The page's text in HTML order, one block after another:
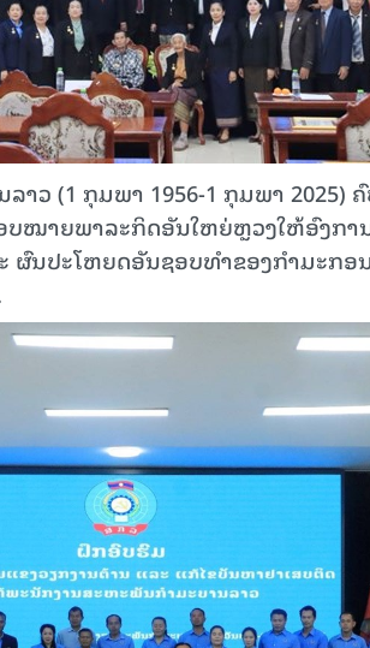
າວ (1 ກຸມພາ 1956-1 ກຸມພາ 2025)
ໝາຍພາລະກິດອັນໃຫຍ່ຫຼວງໃຫ້ອົງກາ
ນປະໂຫຍດອັນຊອບທໍາຂອງກໍາມະກອ